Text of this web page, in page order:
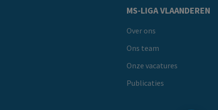
MS-LIGA VLAANDEREN
Over ons
Ons team
Onze vacatures
Publicaties